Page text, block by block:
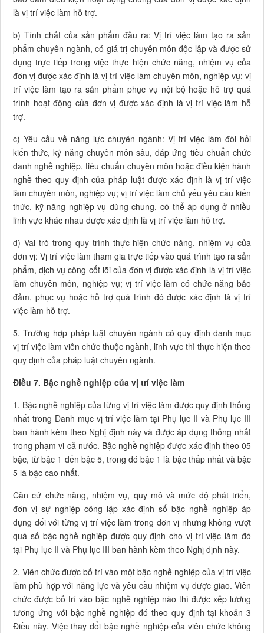
là vị trí việc làm hỗ trợ.
b) Tính chất của sản phẩm đầu ra: Vị trí việc làm tạo ra sản
phẩm chuyên ngành, có giá trị chuyên môn độc lập và được sử
dụng trực tiếp trong việc thực hiện chức năng, nhiệm vụ của
đơn vị được xác định là vị trí việc làm chuyên môn, nghiệp vụ; vị
trí việc làm tạo ra sản phẩm phục vụ nội bộ hoặc hỗ trợ quá
trình hoạt động của đơn vị được xác định là vị trí việc làm hỗ
trợ.
c) Yêu cầu về năng lực chuyên ngành: Vị trí việc làm đòi hỏi
kiến thức, kỹ năng chuyên môn sâu, đáp ứng tiêu chuẩn chức
danh nghề nghiệp, tiêu chuẩn chuyên môn hoặc điều kiện hành
nghề theo quy định của pháp luật được xác định là vị trí việc
làm chuyên môn, nghiệp vụ; vị trí việc làm chủ yếu yêu cầu kiến
thức, kỹ năng nghiệp vụ dùng chung, có thể áp dụng ở nhiều
lĩnh vực khác nhau được xác định là vị trí việc làm hỗ trợ.
d) Vai trò trong quy trình thực hiện chức năng, nhiệm vụ của
đơn vị: Vị trí việc làm tham gia trực tiếp vào quá trình tạo ra sản
phẩm, dịch vụ công cốt lõi của đơn vị được xác định là vị trí việc
làm chuyên môn, nghiệp vụ; vị trí việc làm có chức năng bảo
đảm, phục vụ hoặc hỗ trợ quá trình đó được xác định là vị trí
việc làm hỗ trợ.
5. Trường hợp pháp luật chuyên ngành có quy định danh mục
vị trí việc làm viên chức thuộc ngành, lĩnh vực thì thực hiện theo
quy định của pháp luật chuyên ngành.
Điều 7. Bậc nghề nghiệp của vị trí việc làm
1. Bậc nghề nghiệp của từng vị trí việc làm được quy định thống
nhất trong Danh mục vị trí việc làm tại Phụ lục II và Phụ lục III
ban hành kèm theo Nghị định này và được áp dụng thống nhất
trong phạm vi cả nước. Bậc nghề nghiệp được xác định theo 05
bậc, từ bậc 1 đến bậc 5, trong đó bậc 1 là bậc thấp nhất và bậc
5 là bậc cao nhất.
Căn cứ chức năng, nhiệm vụ, quy mô và mức độ phát triển,
đơn vị sự nghiệp công lập xác định số bậc nghề nghiệp áp
dụng đối với từng vị trí việc làm trong đơn vị nhưng không vượt
quá số bậc nghề nghiệp được quy định cho vị trí việc làm đó
tại Phụ lục II và Phụ lục III ban hành kèm theo Nghị định này.
2. Viên chức được bố trí vào một bậc nghề nghiệp của vị trí việc
làm phù hợp với năng lực và yêu cầu nhiệm vụ được giao. Viên
chức được bố trí vào bậc nghề nghiệp nào thì được xếp lương
tương ứng với bậc nghề nghiệp đó theo quy định tại khoản 3
Điều này. Việc thay đổi bậc nghề nghiệp của viên chức không